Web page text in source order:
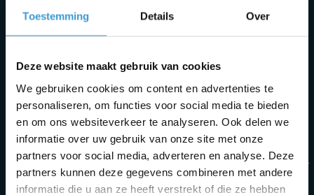
Toestemming Details Over
Deze website maakt gebruik van cookies
We gebruiken cookies om content en advertenties te
personaliseren, om functies voor social media te bieden
en om ons websiteverkeer te analyseren. Ook delen we
informatie over uw gebruik van onze site met onze
partners voor social media, adverteren en analyse. Deze
partners kunnen deze gegevens combineren met andere
informatie die u aan ze heeft verstrekt of die ze hebben
09.00 - 17.00
Za:
Zo:
Gesloten
ADRES